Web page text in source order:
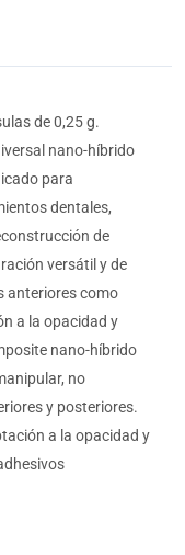
de 0,25 g.
nano-híbrido
para
dentales,
de
versátil y de
anteriores como
a la opacidad y
nano-híbrido
no
y posteriores.
a la opacidad y